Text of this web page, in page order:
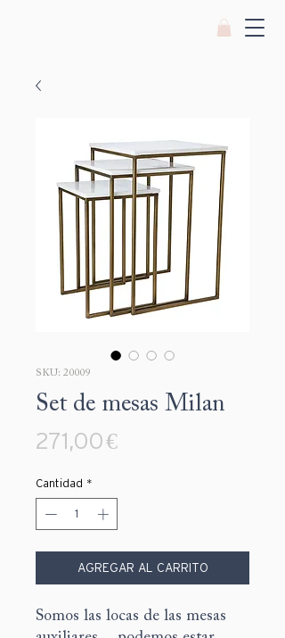
SKU: 20009
Set de mesas Milan
271,00 €Precio
Cantidad *
AGREGAR AL CARRITO
Somos las locas de las mesas